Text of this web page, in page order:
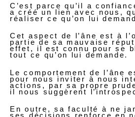
C’est parce qu’il a
a créé un lien avec nous,
réaliser ce qu’on lui
Cet aspect de l’âne est à
partie de sa mauvaise
effet, il est connu pour se
tout ce qu’on lui demande.
Le comportement de l’âne
pour nous inviter à nous
actions, par sa propre
il nous suggèrent
En outre, sa faculté à ne
ses décisions renforce en